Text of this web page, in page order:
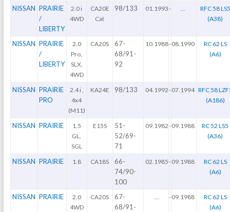
NISSAN PRAIRIE
/
LIBERTY
2.0 i
4WD
CA20E
Cat
98/133 01.1993-
RFC 58 LS5
(A38)
NISSAN PRAIRIE
/
LIBERTY
2.0
Pro,
SLX,
4WD
CA20S
67-
68/91-
92
10.1988-08.1990
RC 62 LS
(A6)
NISSAN PRAIRIE
PRO
2.4 i ,
4x4
(M11)
KA24E 98/133 04.1992-07.1994 RFC 58
(A186)
NISSAN PRAIRIE
1.5
GL,
SGL
E15S
51-
52/69-
71
09.1982-09.1988
RC 52 LS5
(A36)
NISSAN PRAIRIE 1.8 CA18S
66-
74/90-
100
02.1985-09.1988
RC 62 LS
(A6)
NISSAN PRAIRIE
2.0
4WD
CA20S
67-
68/91-
-09.1988
RC 62 LS
(A6)